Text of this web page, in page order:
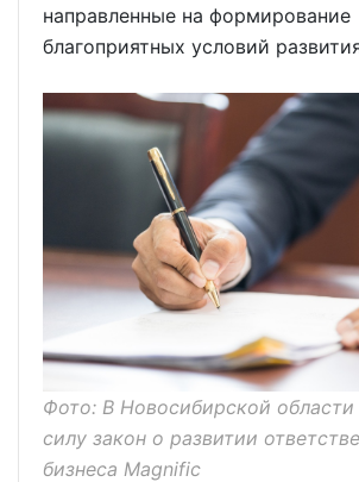
направленные на формирование
благоприятных условий
Фото: В Новосибирской области
силу закон о развитии
бизнеса Magnific